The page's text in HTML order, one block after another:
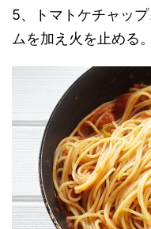
5、トマトケチャッ
ムを加え火を止める。